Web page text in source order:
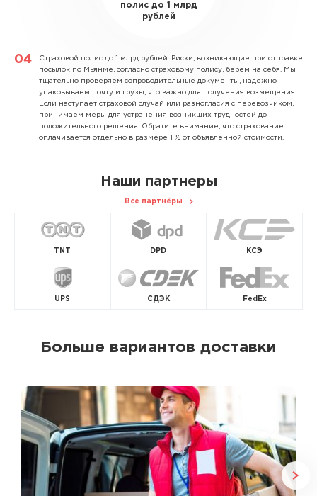
полис до 1 млрд
рублей
Страховой полис до 1 млрд рублей. Риски, возникающие при отправке
посылок по Мьянме, согласно страховому полису, берем на себя. Мы
тщательно проверяем сопроводительные документы, надежно
упаковываем почту и грузы, что важно для получения возмещения.
Если наступает страховой случай или разногласия с перевозчиком,
принимаем меры для устранения возникших трудностей до
положительного решения. Обратите внимание, что страхование
оплачивается отдельно в размере 1 % от объявленной стоимости.
Наши партнеры
Все партнёры
TNT DPD КСЭ
UPS СДЭК FedEx
Больше вариантов доставки